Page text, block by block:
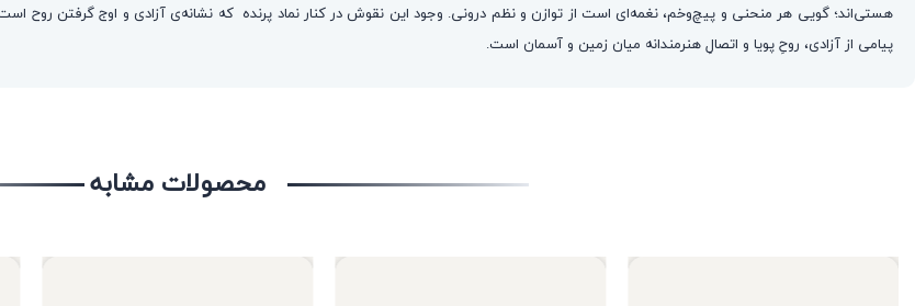
هستی‌اند؛ گویی هر منحنی و پیچ‌وخم، نغمه‌ای است از توازن و نظم درونی. وجود این نقوش در کنار نماد پرنده که نشانه‌ی آزادی و اوج گرفتن روح است.
پیامی از آزادی، روحِ پویا و اتصالِ هنرمندانه میان زمین و آسمان است.
محصولات مشابه